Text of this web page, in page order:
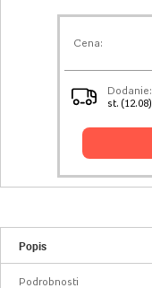
Cena:
Dodanie:
st. (12.08)
Popis
Podrobnosti